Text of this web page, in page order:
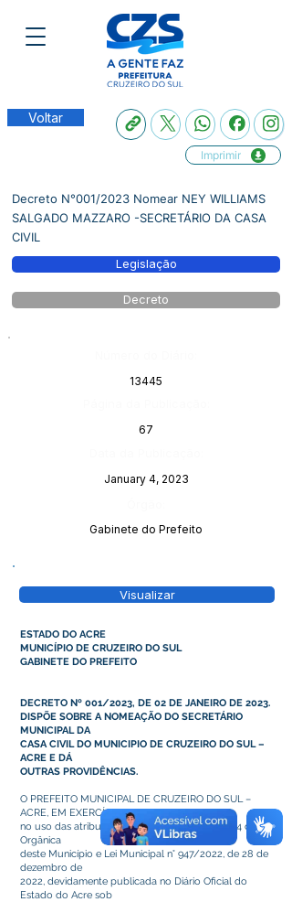
Voltar
Imprimir
Decreto N°001/2023 Nomear NEY WILLIAMS
SALGADO MAZZARO -SECRETÁRIO DA CASA
CIVIL
Legislação
Decreto
13445
67
January 4, 2023
Gabinete do Prefeito
Visualizar
ESTADO DO ACRE
MUNICÍPIO DE CRUZEIRO DO SUL
GABINETE DO PREFEITO
DECRETO Nº 001/2023, DE 02 DE JANEIRO DE 2023.
DISPÕE SOBRE A NOMEAÇÃO DO SECRETÁRIO
MUNICIPAL DA
CASA CIVIL DO MUNICIPIO DE CRUZEIRO DO SUL –
ACRE E DÁ
OUTRAS PROVIDÊNCIAS.
O PREFEITO MUNICIPAL DE CRUZEIRO DO SUL –
ACRE, EM EXERCÍCIO
no uso das atribuições que lhe confere o art. 64 da Lei
Orgânica
deste Município e Lei Municipal n° 947/2022, de 28 de
dezembro de
2022, devidamente publicada no Diário Oficial do
Estado do Acre sob